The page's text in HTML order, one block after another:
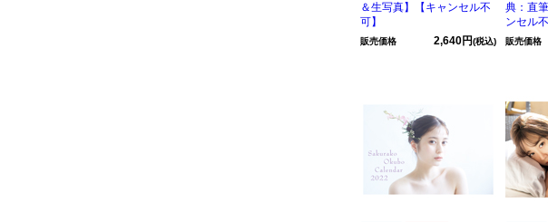
＆生写真】【キャンセル不
可】
販売価格 2,640円(税込)
典：直
ンセル不
販売価格